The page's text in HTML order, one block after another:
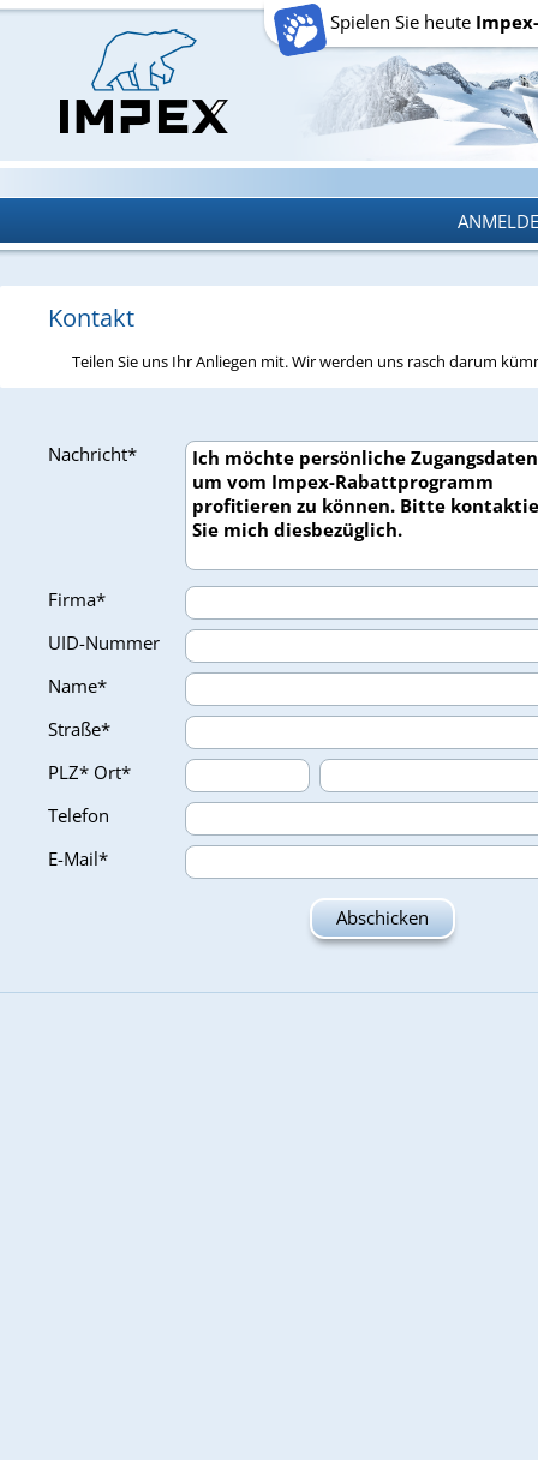
Spielen Sie heute
Kontakt
Teilen Sie uns Ihr Anliegen mit. Wir werden uns rasch darum
Nachricht*
Firma*
UID-Nummer
Name*
Straße*
PLZ* Ort*
Telefon
E-Mail*